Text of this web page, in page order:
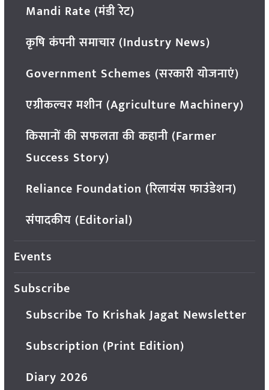
Mandi Rate (मंडी रेट)
कृषि कंपनी समाचार (Industry News)
Government Schemes (सरकारी योजनाएं)
एग्रीकल्चर मशीन (Agriculture Machinery)
किसानों की सफलता की कहानी (Farmer
Success Story)
Reliance Foundation (रिलायंस फाउंडेशन)
संपादकीय (Editorial)
Events
Subscribe
Subscribe To Krishak Jagat Newsletter
Subscription (Print Edition)
Diary 2026